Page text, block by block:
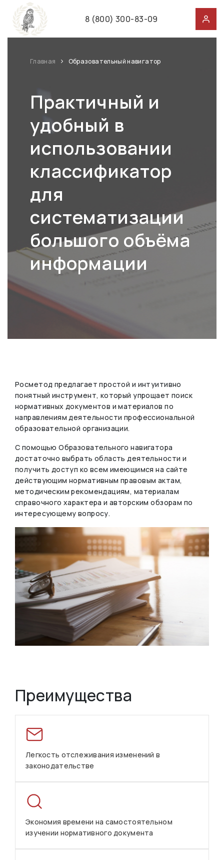
8 (800) 300-83-09
Главная Образовательный навигатор
Практичный и
удобный в
использовании
классификатор
для
систематизации
большого объёма
информации
Росметод предлагает простой и интуитивно
понятный инструмент, который упрощает поиск
нормативных документов и материалов по
направлениям деятельности профессиональной
образовательной организации.
С помощью Образовательного навигатора
достаточно выбрать область деятельности и
получить доступ ко всем имеющимся на сайте
действующим нормативным правовым актам,
методическим рекомендациям, материалам
справочного характера и авторским обзорам по
интересующему вопросу.
Преимущества
Легкость отслеживания изменений в
законодательстве
Экономия времени на самостоятельном
изучении нормативного документа